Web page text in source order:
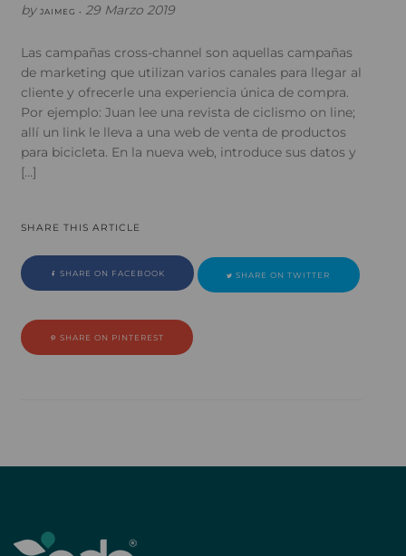
by JAIMEG • 29 Marzo 2019
Las campañas cross-channel son aquellas campañas
de marketing que utilizan varios canales para llegar al
cliente y ofrecerle una experiencia única de compra.
Por ejemplo: Juan lee una revista de ciclismo on line;
allí un link le lleva a una web de venta de productos
para bicicleta. En la nueva web, introduce sus datos y
[…]
SHARE THIS ARTICLE
SHARE ON FACEBOOK SHARE ON TWITTER
SHARE ON PINTEREST